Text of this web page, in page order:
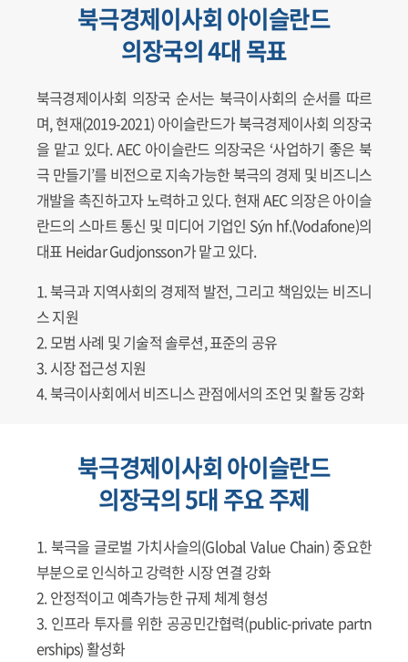
북극경제이사회 아이슬란드
의장국의 4대 목표
북극경제이사회 의장국 순서는 북극이사회의 순서를 따르
며, 현재(2019-2021) 아이슬란드가 북극경제이사회 의장국
을 맡고 있다. AEC 아이슬란드 의장국은 ‘사업하기 좋은 북
극 만들기’를 비전으로 지속가능한 북극의 경제 및 비즈니스
개발을 촉진하고자 노력하고 있다. 현재 AEC 의장은 아이슬
란드의 스마트 통신 및 미디어 기업인 Sýn hf.(Vodafone)의
대표 Heidar Gudjonsson가 맡고 있다.
북극과 지역사회의 경제적 발전, 그리고 책임있는 비즈니
스 지원
모범 사례 및 기술적 솔루션, 표준의 공유
시장 접근성 지원
북극이사회에서 비즈니스 관점에서의 조언 및 활동 강화
북극경제이사회 아이슬란드
의장국의 5대 주요 주제
북극을 글로벌 가치사슬의(Global Value Chain) 중요한
부분으로 인식하고 강력한 시장 연결 강화
안정적이고 예측가능한 규제 체계 형성
인프라 투자를 위한 공공민간협력(public-private partn
erships) 활성화